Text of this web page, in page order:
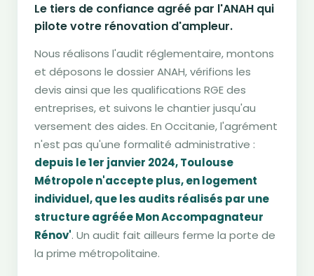
Le tiers de confiance agréé par l'ANAH qui
pilote votre rénovation d'ampleur.
Nous réalisons l'audit réglementaire, montons
et déposons le dossier ANAH, vérifions les
devis ainsi que les qualifications RGE des
entreprises, et suivons le chantier jusqu'au
versement des aides. En Occitanie, l'agrément
n'est pas qu'une formalité administrative :
depuis le 1er janvier 2024, Toulouse
Métropole n'accepte plus, en logement
individuel, que les audits réalisés par une
structure agréée Mon Accompagnateur
Rénov'. Un audit fait ailleurs ferme la porte de
la prime métropolitaine.